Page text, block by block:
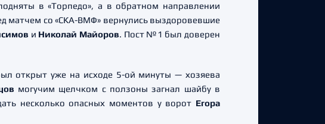
в «Торпедо», а в обратном направлении
матчем со «СКА-ВМФ» вернулись выздоровевшие
и Николай Майоров. Пост №1 был доверен
открыт уже на исходе 5-ой минуты — хозяева
могучим щелчком с ползоны загнал шайбу в
несколько опасных моментов у ворот Егора